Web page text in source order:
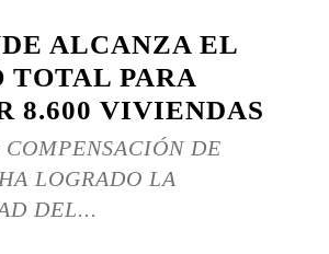
ALCANZA EL
TOTAL PARA
8.600 VIVIENDAS
DE
LOGRADO LA
DEL...